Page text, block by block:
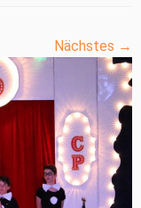
Nächstes →